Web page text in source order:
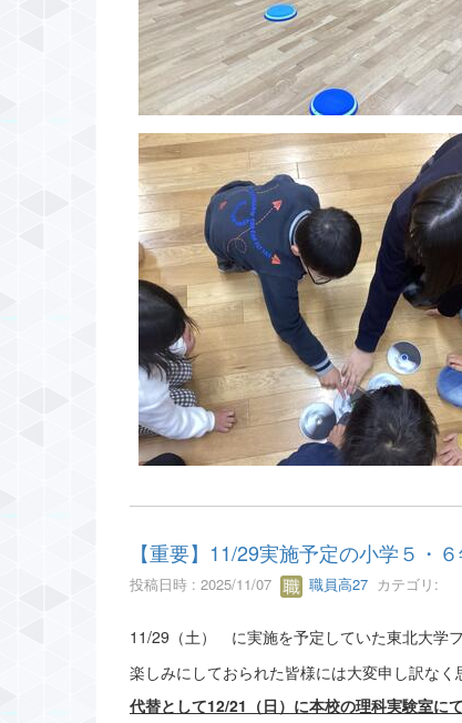
【重要】11/29実施予定の小学５・
投稿日時 : 2025/11/07 職員高27 カテゴリ:
11/29（土） に実施を予定していた東北大学
楽しみにしておられた皆様には大変申し訳なく
代替として12/21（日）に本校の理科実験室に